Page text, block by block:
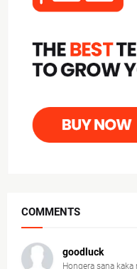
COMMENTS
goodluck
Hongera sana